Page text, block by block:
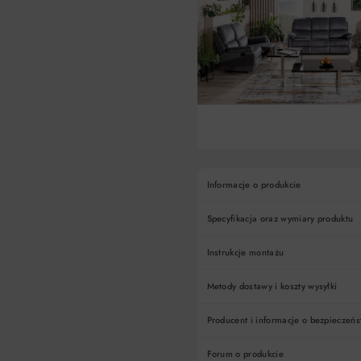
Informacje o produkcie
Specyfikacja oraz wymiary produktu
Instrukcje montażu
Metody dostawy i koszty wysyłki
Producent i informacje o
Forum o produkcie